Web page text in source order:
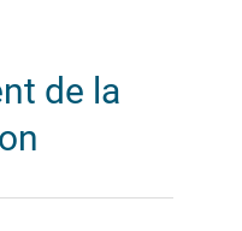
de la